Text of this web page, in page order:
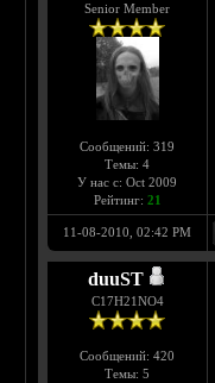
Senior Member
Сообщений: 319
Темы: 4
У нас с: Oct 2009
Рейтинг: 21
11-08-2010, 02:42 PM
duuST
С17H21NO4
Сообщений: 420
Темы: 5